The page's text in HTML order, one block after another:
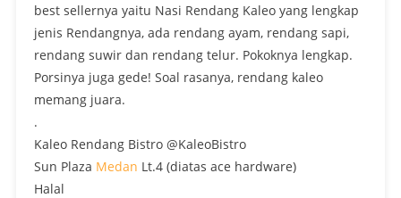
best sellernya yaitu Nasi Rendang Kaleo yang lengkap
jenis Rendangnya, ada rendang ayam, rendang sapi,
rendang suwir dan rendang telur. Pokoknya lengkap.
Porsinya juga gede! Soal rasanya, rendang kaleo
memang juara.
.
Kaleo Rendang Bistro @KaleoBistro
Sun Plaza Medan Lt.4 (diatas ace hardware)
Halal